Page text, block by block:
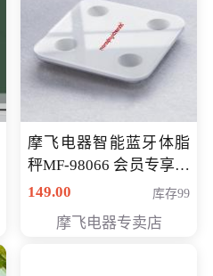
摩飞电器智能蓝牙体脂
秤MF-98066 会员专享价
98元
149.00 库存99
摩飞电器专卖店